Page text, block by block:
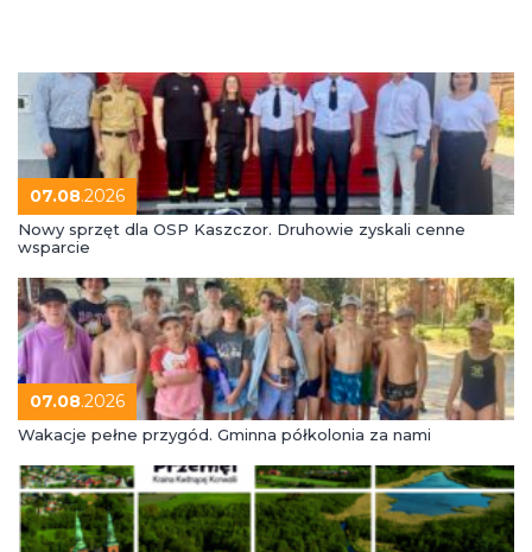
07.08.2026
Nowy sprzęt dla OSP Kaszczor. Druhowie zyskali cenne
wsparcie
07.08.2026
Wakacje pełne przygód. Gminna półkolonia za nami